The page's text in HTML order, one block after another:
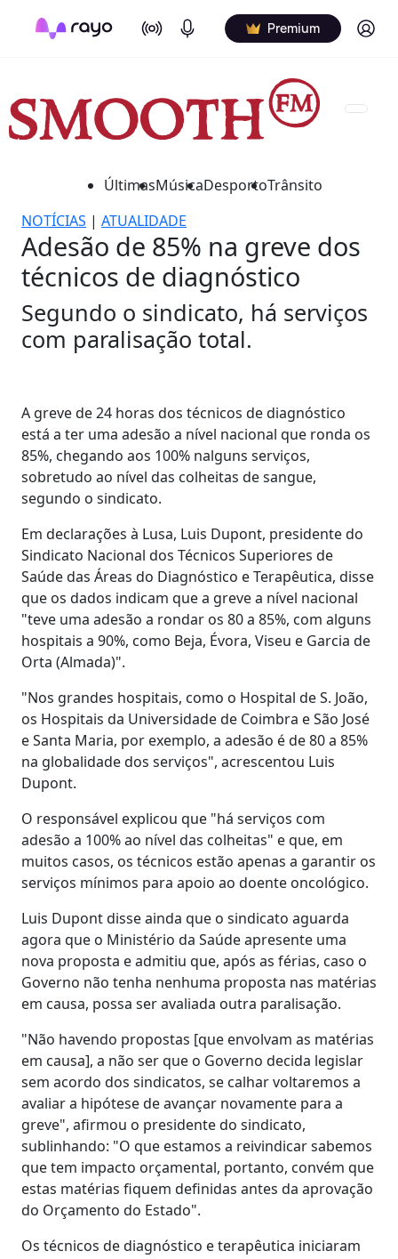
On Air Podcasts Premium Log in
ÚltimasMúsicaDesportoTrânsito
NOTÍCIAS | ATUALIDADE
Adesão de 85% na greve dos
técnicos de diagnóstico
Segundo o sindicato, há serviços
com paralisação total.
A greve de 24 horas dos técnicos de diagnóstico
está a ter uma adesão a nível nacional que ronda os
85%, chegando aos 100% nalguns serviços,
sobretudo ao nível das colheitas de sangue,
segundo o sindicato.
Em declarações à Lusa, Luis Dupont, presidente do
Sindicato Nacional dos Técnicos Superiores de
Saúde das Áreas do Diagnóstico e Terapêutica, disse
que os dados indicam que a greve a nível nacional
"teve uma adesão a rondar os 80 a 85%, com alguns
hospitais a 90%, como Beja, Évora, Viseu e Garcia de
Orta (Almada)".
"Nos grandes hospitais, como o Hospital de S. João,
os Hospitais da Universidade de Coimbra e São José
e Santa Maria, por exemplo, a adesão é de 80 a 85%
na globalidade dos serviços", acrescentou Luis
Dupont.
O responsável explicou que "há serviços com
adesão a 100% ao nível das colheitas" e que, em
muitos casos, os técnicos estão apenas a garantir os
serviços mínimos para apoio ao doente oncológico.
Luis Dupont disse ainda que o sindicato aguarda
agora que o Ministério da Saúde apresente uma
nova proposta e admitiu que, após as férias, caso o
Governo não tenha nenhuma proposta nas matérias
em causa, possa ser avaliada outra paralisação.
"Não havendo propostas [que envolvam as matérias
em causa], a não ser que o Governo decida legislar
sem acordo dos sindicatos, se calhar voltaremos a
avaliar a hipótese de avançar novamente para a
greve", afirmou o presidente do sindicato,
sublinhando: "O que estamos a reivindicar sabemos
que tem impacto orçamental, portanto, convém que
estas matérias fiquem definidas antes da aprovação
do Orçamento do Estado".
Os técnicos de diagnóstico e terapêutica iniciaram